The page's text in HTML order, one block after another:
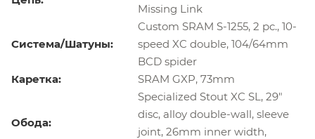
Missing Link
Система/Шатуны:
Custom SRAM S-1255, 2 pc., 10-
speed XC double, 104/64mm
BCD spider
Каретка:
SRAM GXP, 73mm
Обода:
Specialized Stout XC SL, 29"
disc, alloy double-wall, sleeve
joint, 26mm inner width,